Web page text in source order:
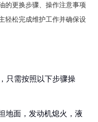
的更换步骤、操作注意事项
轻松完成维护工作并确保设
只需按照以下步骤操
地面，发动机熄火，液